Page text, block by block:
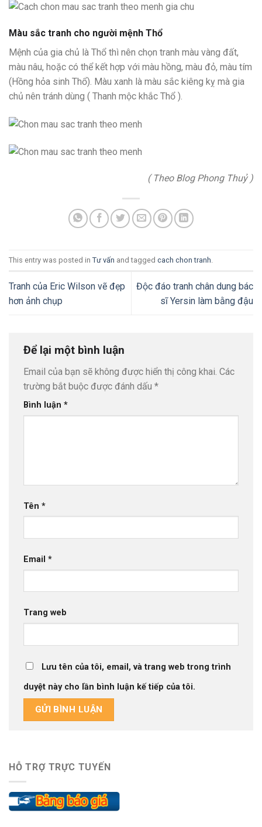
Màu sắc tranh cho người mệnh Thổ
Mệnh của gia chủ là Thổ thì nên chọn tranh màu vàng đất,
màu nâu, hoặc có thể kết hợp với màu hồng, màu đỏ, màu tím
(Hồng hỏa sinh Thổ). Màu xanh là màu sắc kiêng kỵ mà gia
chủ nên tránh dùng ( Thanh mộc khắc Thổ ).
( Theo Blog Phong Thuỷ )
This entry was posted in Tư vấn and tagged cach chon tranh
Tranh của Eric Wilson vẽ đẹp
hơn ảnh chụp
Độc đáo tranh chân dung bác
sĩ Yersin làm bằng đậu
Để lại một bình luận
Email của bạn sẽ không được hiển thị công khai. Các
trường bắt buộc được đánh dấu *
Bình luận *
Tên *
Email *
Trang web
Lưu tên của tôi, email, và trang web trong trình
duyệt này cho lần bình luận kế tiếp của tôi.
HỖ TRỢ TRỰC TUYẾN